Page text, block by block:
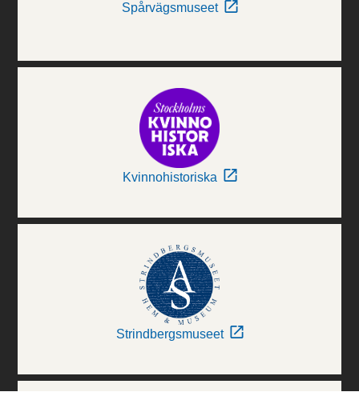
Spårvägsmuseet
Kvinnohistoriska
Strindbergsmuseet